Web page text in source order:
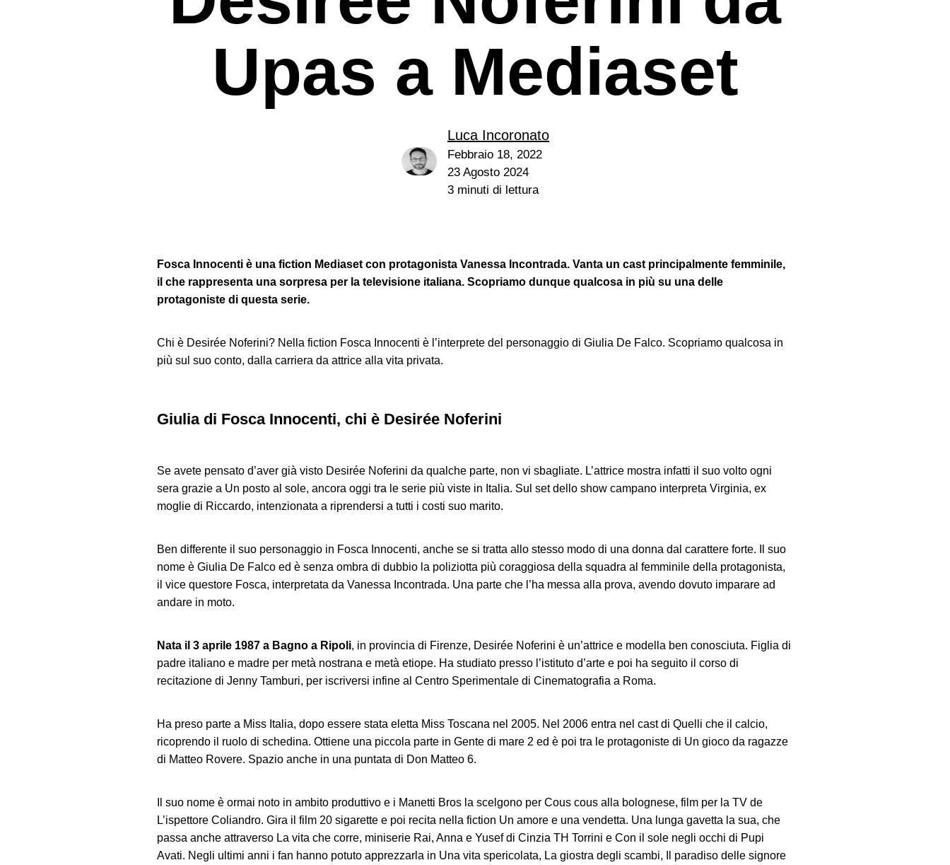
Upas a Mediaset
Luca Incoronato
Febbraio 18, 2022
23 Agosto 2024
3 minuti di lettura
Fosca Innocenti è una fiction Mediaset con protagonista Vanessa Incontrada. Vanta un cast principalmente femminile,
il che rappresenta una sorpresa per la televisione italiana. Scopriamo dunque qualcosa in più su una delle
protagoniste di questa serie.
Chi è Desirée Noferini? Nella fiction Fosca Innocenti è l’interprete del personaggio di Giulia De Falco. Scopriamo qualcosa in
più sul suo conto, dalla carriera da attrice alla vita privata.
Giulia di Fosca Innocenti, chi è Desirée Noferini
Se avete pensato d’aver già visto Desirée Noferini da qualche parte, non vi sbagliate. L’attrice mostra infatti il suo volto ogni
sera grazie a Un posto al sole, ancora oggi tra le serie più viste in Italia. Sul set dello show campano interpreta Virginia, ex
moglie di Riccardo, intenzionata a riprendersi a tutti i costi suo marito.
Ben differente il suo personaggio in Fosca Innocenti, anche se si tratta allo stesso modo di una donna dal carattere forte. Il suo
nome è Giulia De Falco ed è senza ombra di dubbio la poliziotta più coraggiosa della squadra al femminile della protagonista,
il vice questore Fosca, interpretata da Vanessa Incontrada. Una parte che l’ha messa alla prova, avendo dovuto imparare ad
andare in moto.
Nata il 3 aprile 1987 a Bagno a Ripoli, in provincia di Firenze, Desirée Noferini è un’attrice e modella ben conosciuta. Figlia di
padre italiano e madre per metà nostrana e metà etiope. Ha studiato presso l’istituto d’arte e poi ha seguito il corso di
recitazione di Jenny Tamburi, per iscriversi infine al Centro Sperimentale di Cinematografia a Roma.
Ha preso parte a Miss Italia, dopo essere stata eletta Miss Toscana nel 2005. Nel 2006 entra nel cast di Quelli che il calcio,
ricoprendo il ruolo di schedina. Ottiene una piccola parte in Gente di mare 2 ed è poi tra le protagoniste di Un gioco da ragazze
di Matteo Rovere. Spazio anche in una puntata di Don Matteo 6.
Il suo nome è ormai noto in ambito produttivo e i Manetti Bros la scelgono per Cous cous alla bolognese, film per la TV de
L’ispettore Coliandro. Gira il film 20 sigarette e poi recita nella fiction Un amore e una vendetta. Una lunga gavetta la sua, che
passa anche attraverso La vita che corre, miniserie Rai, Anna e Yusef di Cinzia TH Torrini e Con il sole negli occhi di Pupi
Avati. Negli ultimi anni i fan hanno potuto apprezzarla in Una vita spericolata, La giostra degli scambi, Il paradiso delle signore